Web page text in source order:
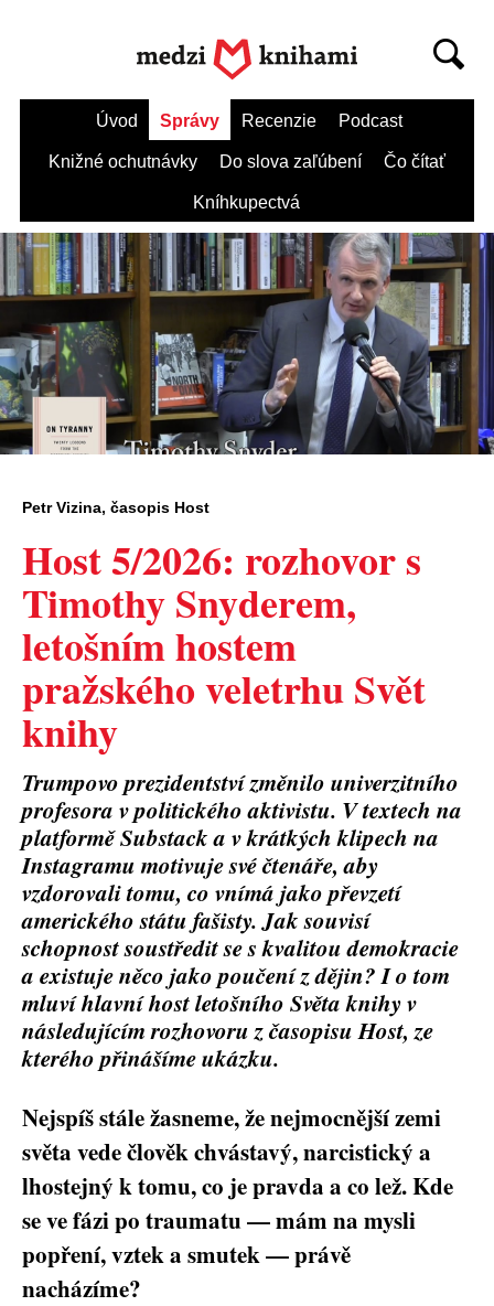
Úvod Správy Recenzie Podcast
Knižné ochutnávky Do slova zaľúbení Čo čítať
Kníhkupectvá
Petr Vizina, časopis Host
Host 5/2026: rozhovor s
Timothy Snyderem,
letošním hostem
pražského veletrhu Svět
knihy
Trumpovo prezidentství změnilo univerzitního
profesora v politického aktivistu. V textech na
platformě Substack a v krátkých klipech na
Instagramu motivuje své čtenáře, aby
vzdorovali tomu, co vnímá jako převzetí
amerického státu fašisty. Jak souvisí
schopnost soustředit se s kvalitou demokracie
a existuje něco jako poučení z dějin? I o tom
mluví hlavní host letošního Světa knihy v
následujícím rozhovoru z časopisu Host, ze
kterého přinášíme ukázku.
Nejspíš stále žasneme, že nejmocnější zemi
světa vede člověk chvástavý, narcistický a
lhostejný k tomu, co je pravda a co lež. Kde
se ve fázi po traumatu — mám na mysli
popření, vztek a smutek — právě
nacházíme?